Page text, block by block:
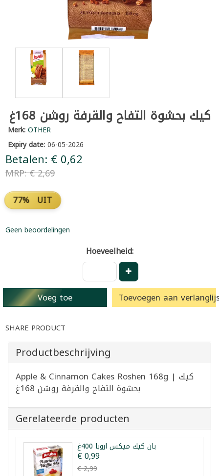
كيك بحشوة التفاح والقرفة روشن 168غ
Merk:OTHER
Expiry date:06-05-2026
Betalen: € 0,62
MRP: € 2,69
77% UIT
Geen beoordelingen
Hoeveelheid:
Voeg toe Toevoegen aan
SHARE PRODUCT
Productbeschrijving
Apple & Cinnamon Cakes Roshen 168g | كيك
بحشوة التفاح والقرفة روشن 168غ
Gerelateerde producten
بان كيك ميكس اروبا 400غ
€ 0,99
€ 2,99